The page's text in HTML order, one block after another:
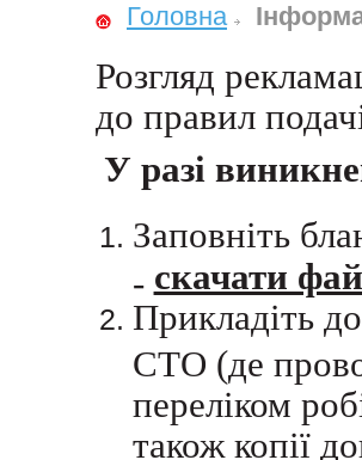
Головна
Розгляд
до правил
У разі
Заповніть
- скачати
Прикладіть
СТО (де
переліком
також копії